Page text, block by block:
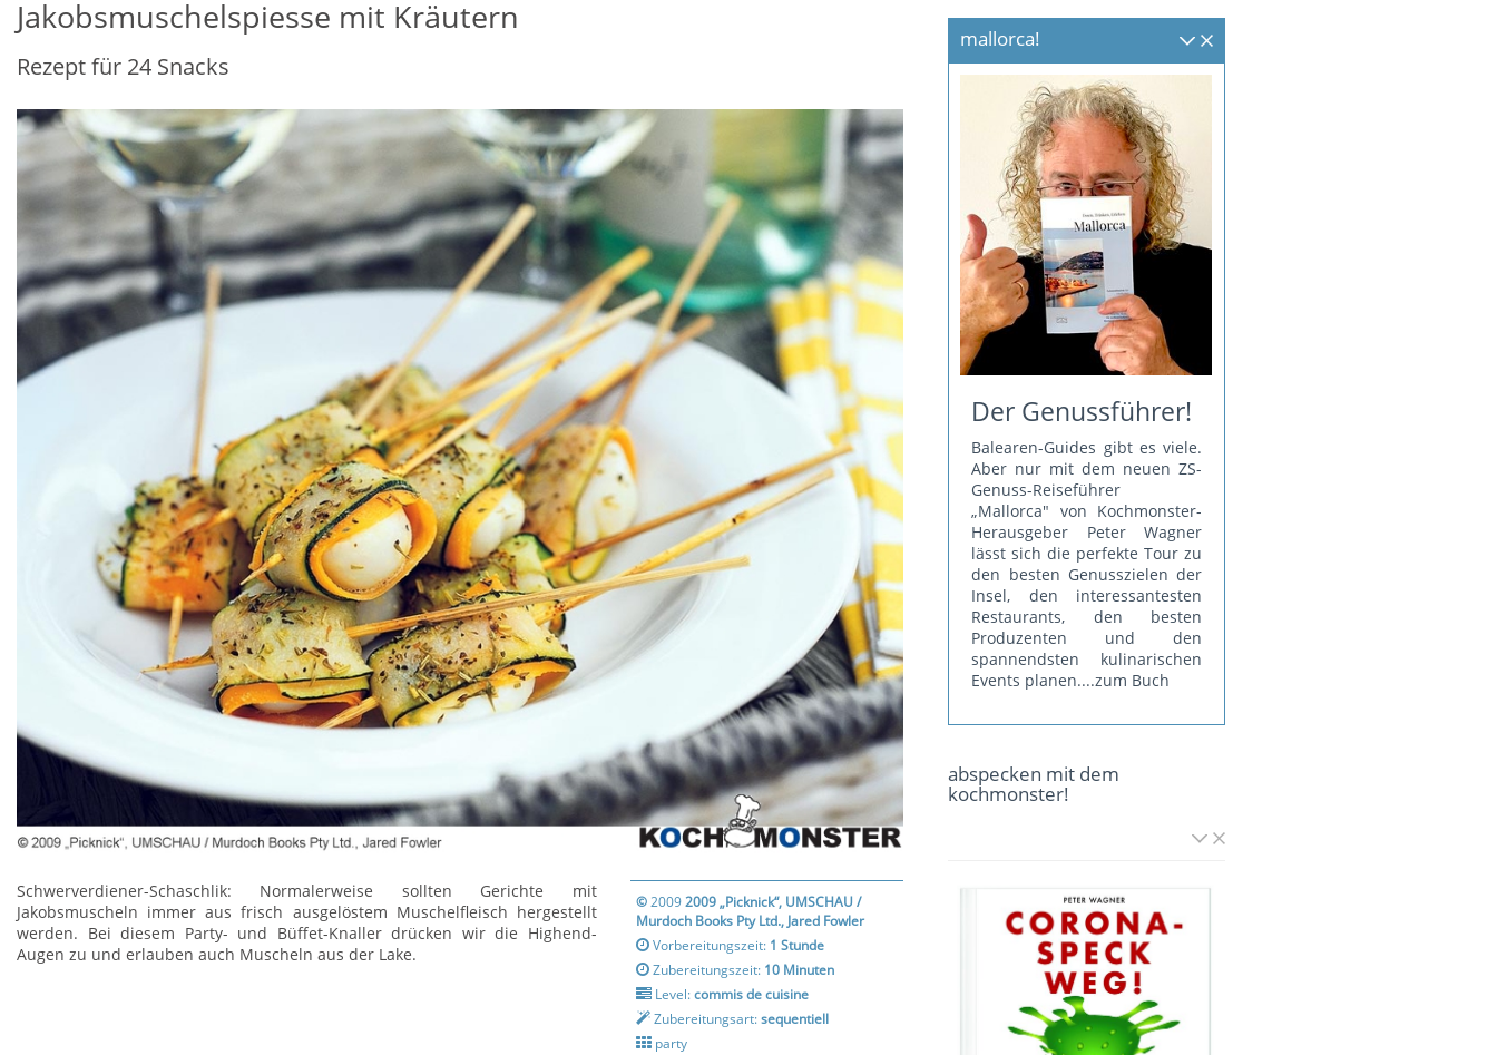
Jakobsmuschelspiesse mit Kräutern
Rezept für 24 Snacks
Schwerverdiener-Schaschlik: Normalerweise sollten Gerichte mit
Jakobsmuscheln immer aus frisch ausgelöstem Muschelfleisch hergestellt
werden. Bei diesem Party- und Büffet-Knaller drücken wir die Highend-
Augen zu und erlauben auch Muscheln aus der Lake.
©20092009 „Picknick“, UMSCHAU /
Murdoch Books Pty Ltd., Jared Fowler
Vorbereitungszeit: 1 Stunde
Zubereitungszeit: 10 Minuten
Level:commis de cuisine
Zubereitungsart:sequentiell
party
mallorca!
Der Genussführer!
Balearen-Guides gibt es viele.
Aber nur mit dem neuen ZS-
Genuss-Reiseführer
„Mallorca" von Kochmonster-
Herausgeber Peter Wagner
lässt sich die perfekte Tour zu
den besten Genusszielen der
Insel, den interessantesten
Restaurants, den besten
Produzenten und den
spannendsten kulinarischen
Events planen....zum Buch
abspecken mit dem
kochmonster!